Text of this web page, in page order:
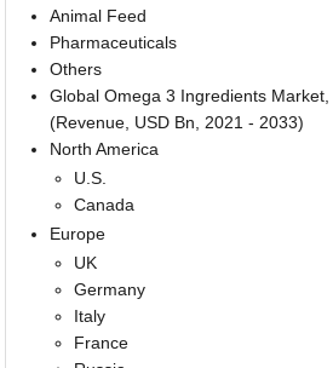
Animal Feed
Pharmaceuticals
Others
Global Omega 3 Ingredients
(Revenue, USD Bn, 2021 - 2033)
North America
U.S.
Canada
Europe
UK
Germany
Italy
France